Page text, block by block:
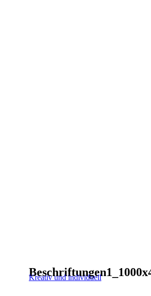
Kreativ und individuell